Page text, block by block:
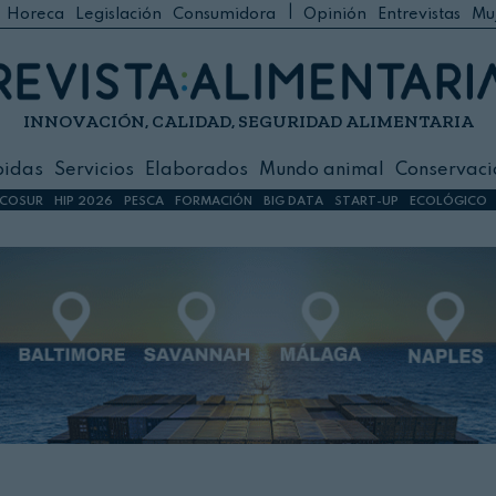
Horeca Legislación Consumidora Opinión Entrevistas
INNOVACIÓN, CALIDAD, SEGURIDAD ALIMENTARIA
Servicios Elaborados Mundo animal
Foodservice
primas
HIP 2026 PESCA FORMACIÓN BIG DATA START-UP ECOLÓGICO